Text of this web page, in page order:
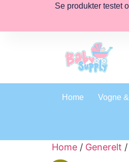
Se produkter testet
Home Vogne
Home / Generelt